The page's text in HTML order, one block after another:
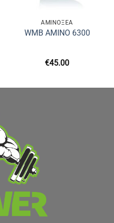
ΑΜΙΝΟΞΈΑ
WMB AMINO 6300
€45.00